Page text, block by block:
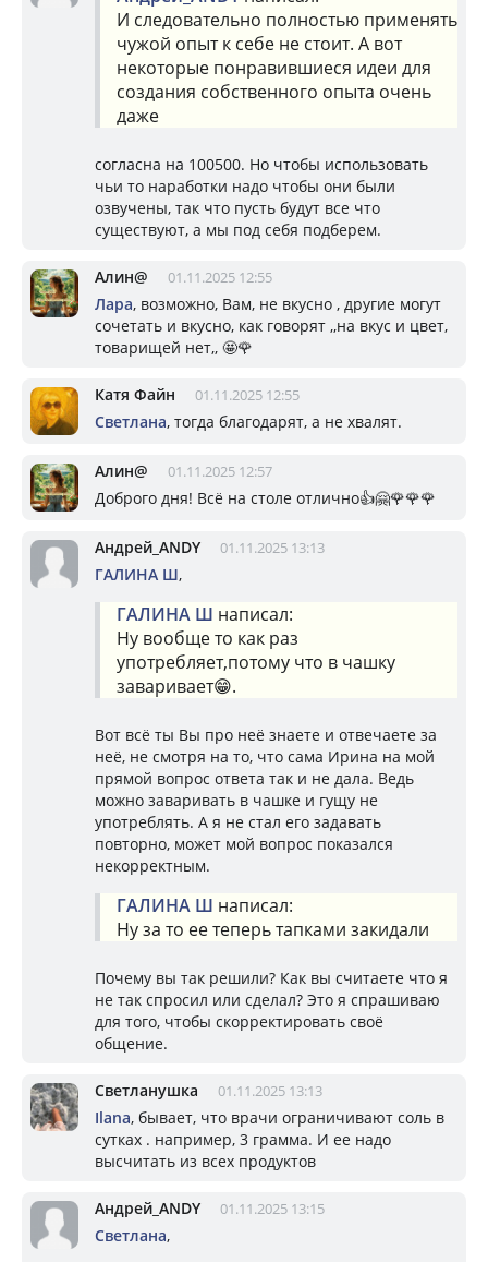
И следовательно полностью применять
чужой опыт к себе не стоит. А вот
некоторые понравившиеся идеи для
создания собственного опыта очень
даже
согласна на 100500. Но чтобы использовать
чьи то наработки надо чтобы они были
озвучены, так что пусть будут все что
существуют, а мы под себя подберем.
Алин@ 01.11.2025 12:55
Лара, возможно, Вам, не вкусно , другие могут
сочетать и вкусно, как говорят ,,на вкус и цвет,
товарищей нет,, 🤩🌹
Катя Файн 01.11.2025 12:55
Светлана, тогда благодарят, а не хвалят.
Алин@ 01.11.2025 12:57
Доброго дня! Всё на столе отлично👍🤗🌹🌹🌹
Андрей_ANDY 01.11.2025 13:13
ГАЛИНА Ш,
ГАЛИНА Ш написал:
Ну вообще то как раз
употребляет,потому что в чашку
заваривает😁.
Вот всё ты Вы про неё знаете и отвечаете за
неё, не смотря на то, что сама Ирина на мой
прямой вопрос ответа так и не дала. Ведь
можно заваривать в чашке и гущу не
употреблять. А я не стал его задавать
повторно, может мой вопрос показался
некорректным.
ГАЛИНА Ш написал:
Ну за то ее теперь тапками закидали
Почему вы так решили? Как вы считаете что я
не так спросил или сделал? Это я спрашиваю
для того, чтобы скорректировать своё
общение.
Светланушка 01.11.2025 13:13
Ilana, бывает, что врачи ограничивают соль в
сутках . например, 3 грамма. И ее надо
высчитать из всех продуктов
Андрей_ANDY 01.11.2025 13:15
Светлана,